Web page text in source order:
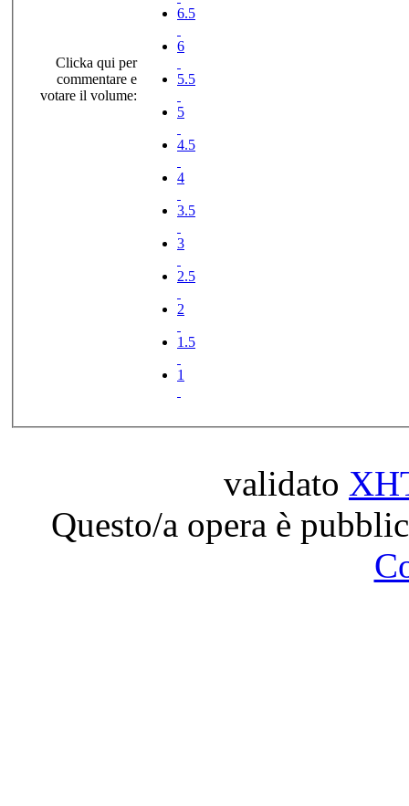
Clicka qui per
commentare e
votare il volume:
6.5
6
5.5
5
4.5
4
3.5
3
2.5
2
1.5
1
validato
Questo/a opera è